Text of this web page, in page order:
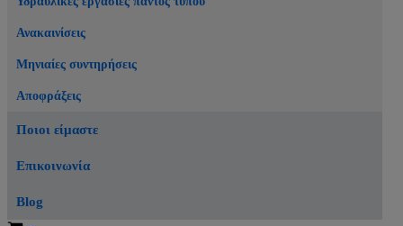
Ανακαινίσεις
Μηνιαίες συντηρήσεις
Αποφράξεις
Ποιοι είμαστε
Επικοινωνία
Blog